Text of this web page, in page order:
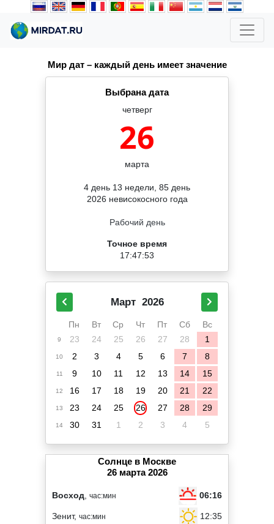
Мир дат – каждый день имеет значение
Выбрана дата
четверг
26
марта
4 день 13 недели, 85 день
2026 невисокосного года
Рабочий день
Точное время
17:47:53
Март 2026
Пн Вт Ср Чт Пт Сб Вс
9 23 24 25 26 27 28 1
10 2 3 4 5 6 7 8
11 9 10 11 12 13 14 15
12 16 17 18 19 20 21 22
13 23 24 25 26 27 28 29
14 30 31 1 2 3 4 5
Солнце в Москве
26 марта 2026
Восход час:мин 06:16
Зенит, час:мин 12:35